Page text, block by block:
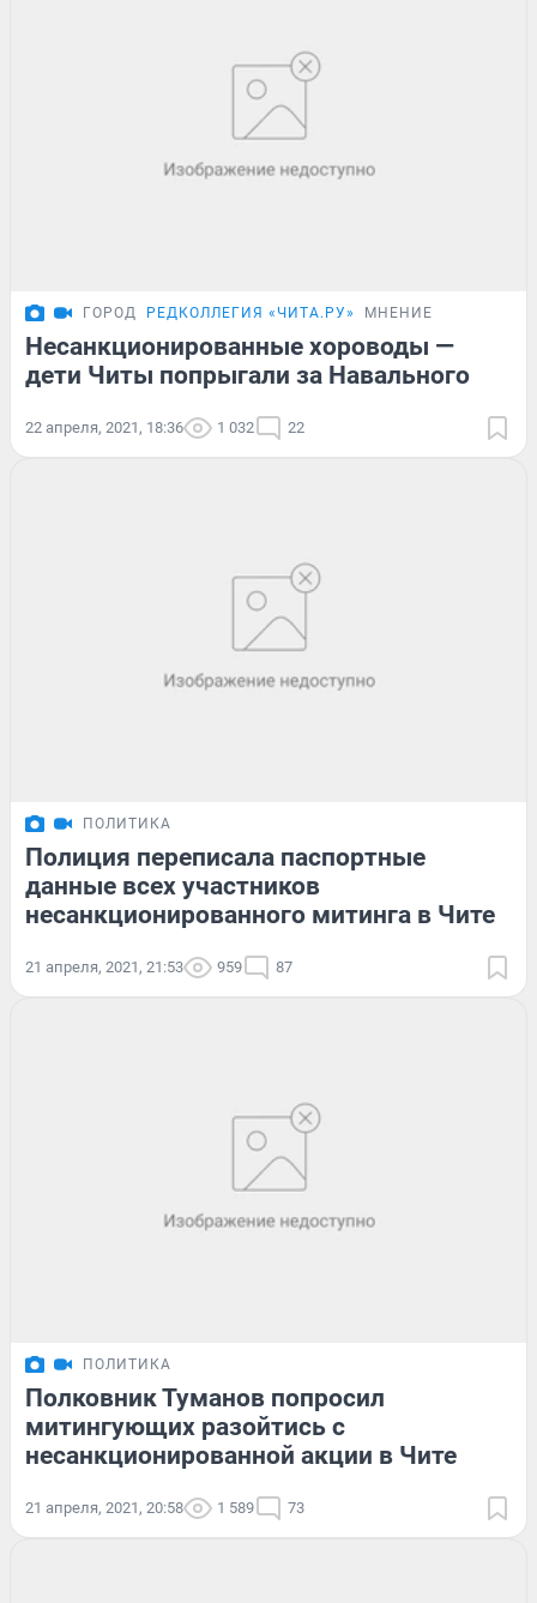
ГОРОД РЕДКОЛЛЕГИЯ «ЧИТА.РУ» МНЕНИЕ
Несанкционированные хороводы —
дети Читы попрыгали за Навального
22 апреля, 2021, 18:36 1 032 22
ПОЛИТИКА
Полиция переписала паспортные
данные всех участников
несанкционированного митинга в Чите
21 апреля, 2021, 21:53 959 87
ПОЛИТИКА
Полковник Туманов попросил
митингующих разойтись с
несанкционированной акции в Чите
21 апреля, 2021, 20:58 1 589 73